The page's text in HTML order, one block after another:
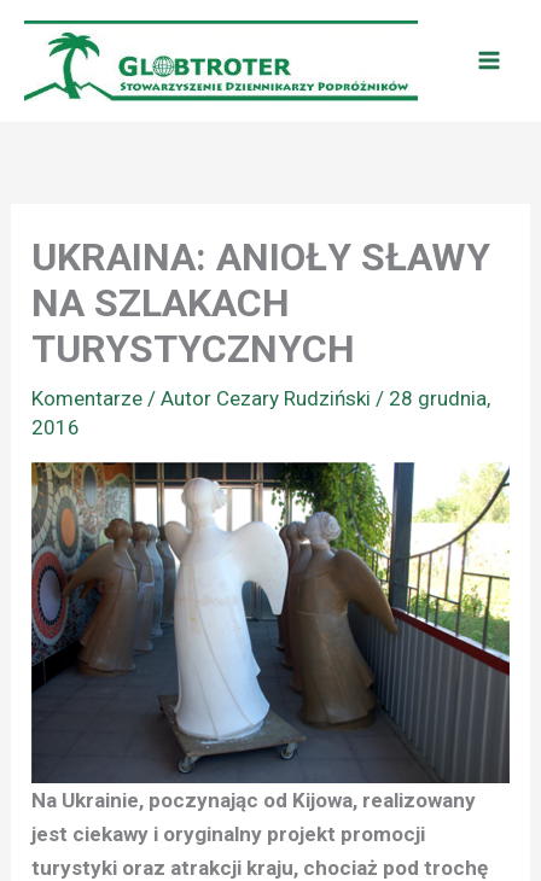
Przejdź
treści
UKRAINA: ANIOŁY SŁAWY
NA SZLAKACH
TURYSTYCZNYCH
Komentarze / Autor Cezary Rudziński/ 28 grudnia,
2016
Na Ukrainie, poczynając od Kijowa, realizowany
jest ciekawy i oryginalny projekt promocji
turystyki oraz atrakcji kraju, chociaż pod trochę